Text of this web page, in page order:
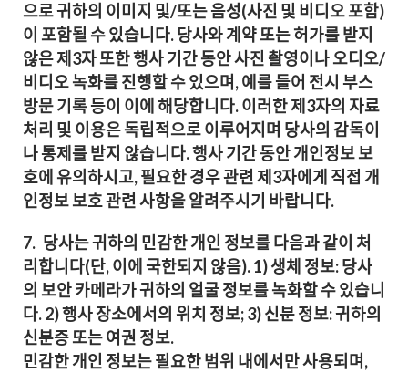
으로 귀하의 이미지 및/또는 음성(사진 및 비디오 포함)
이 포함될 수 있습니다. 당사와 계약 또는 허가를 받지
않은 제3자 또한 행사 기간 동안 사진 촬영이나 오디오/
비디오 녹화를 진행할 수 있으며, 예를 들어 전시 부스
방문 기록 등이 이에 해당합니다. 이러한 제3자의 자료
처리 및 이용은 독립적으로 이루어지며 당사의 감독이
나 통제를 받지 않습니다. 행사 기간 동안 개인정보 보
호에 유의하시고, 필요한 경우 관련 제3자에게 직접 개
인정보 보호 관련 사항을 알려주시기 바랍니다.
7. 당사는 귀하의 민감한 개인 정보를 다음과 같이 처
리합니다(단, 이에 국한되지 않음). 1) 생체 정보: 당사
의 보안 카메라가 귀하의 얼굴 정보를 녹화할 수 있습니
다. 2) 행사 장소에서의 위치 정보; 3) 신분 정보: 귀하의
신분증 또는 여권 정보.
민감한 개인 정보는 필요한 범위 내에서만 사용되며,